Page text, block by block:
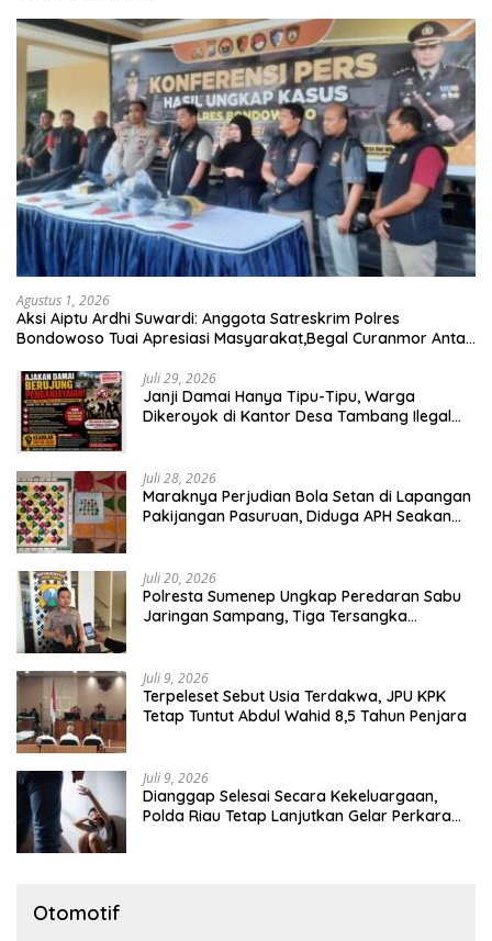
Agustus 1, 2026
Aksi Aiptu Ardhi Suwardi: Anggota Satreskrim Polres
Bondowoso Tuai Apresiasi Masyarakat,Begal Curanmor Antar
Juli 29, 2026
Janji Damai Hanya Tipu-Tipu, Warga
Dikeroyok di Kantor Desa Tambang Ilegal
Juli 28, 2026
Maraknya Perjudian Bola Setan di Lapangan
Pakijangan Pasuruan, Diduga APH Seakan
Juli 20, 2026
Polresta Sumenep Ungkap Peredaran Sabu
Jaringan Sampang, Tiga Tersangka
Juli 9, 2026
Terpeleset Sebut Usia Terdakwa, JPU KPK
Tetap Tuntut Abdul Wahid 8,5 Tahun Penjara
Juli 9, 2026
Dianggap Selesai Secara Kekeluargaan,
Polda Riau Tetap Lanjutkan Gelar Perkara
Otomotif